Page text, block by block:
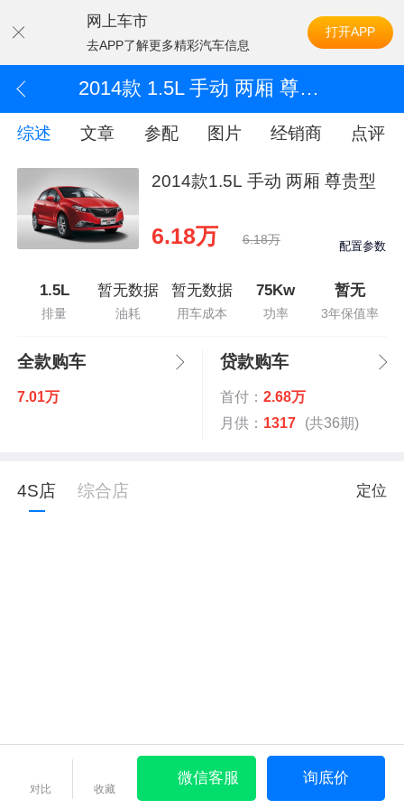
网上车市
去APP了解更多精彩汽车信息
打开APP
2014款 1.5L 手动 两厢 尊贵型
综述 文章 参配 图片 经销商 点评
2014款1.5L 手动 两厢 尊贵型
6.18万 6.18万 配置参数
1.5L
排量
暂无数据
油耗
暂无数据
用车成本
75Kw
功率
暂无
3年保值率
全款购车
7.01万
贷款购车
首付： 2.68万
月供： 1317 (共36期)
4S店 综合店 定位
对比 收藏
微信客服 询底价